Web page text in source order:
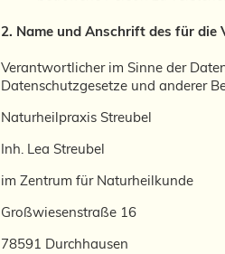
2. Name und Anschrift des für
Verantwortlicher im Sinne der
Datenschutzgesetze und anderer
Naturheilpraxis Streubel
Inh. Lea Streubel
im Zentrum für Naturheilkunde
Großwiesenstraße 16
78591 Durchhausen